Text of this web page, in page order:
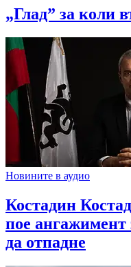
„Глад” за коли
Новините в аудио
Костадин
пое ангажимент
да отпадне